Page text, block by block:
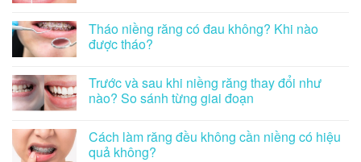
Tháo niềng răng có đau không? Khi nào
được tháo?
Trước và sau khi niềng răng thay đổi như
nào? So sánh từng giai đoạn
Cách làm răng đều không cần niềng có hiệu
quả không?